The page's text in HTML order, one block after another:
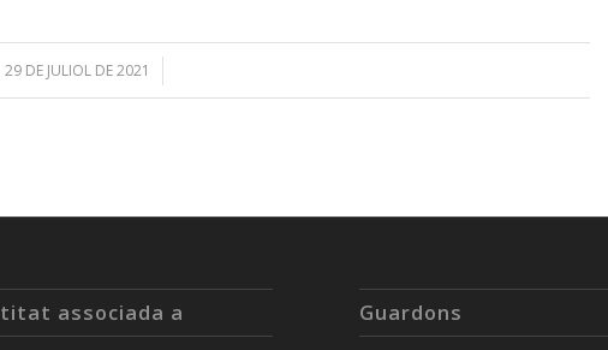
29 DE JULIOL DE 2021
/
associada a Guardons